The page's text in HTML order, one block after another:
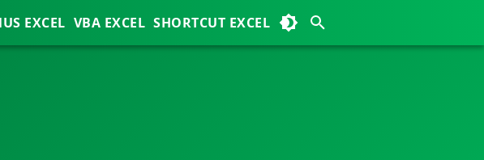
EXCEL VBA EXCEL SHORTCUT EXCEL